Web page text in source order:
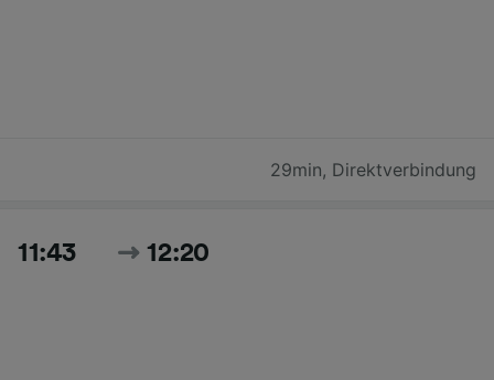
29min, Direktverbindung
11:43 12:20